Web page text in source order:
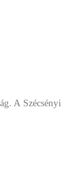
A Szécsényi